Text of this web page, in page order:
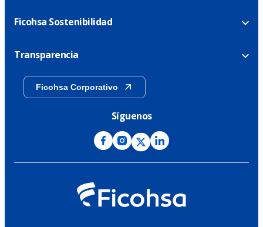
Ficohsa Sostenibilidad
Transparencia
Ficohsa Corporativo
Síguenos